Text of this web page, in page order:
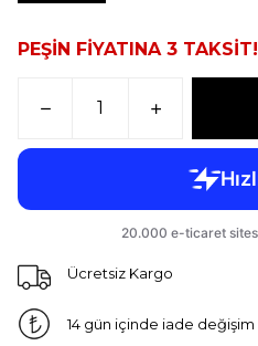
PEŞİN FİYATINA 3 TAKSİT!
Ücretsiz Kargo
14 gün içinde iade değişim